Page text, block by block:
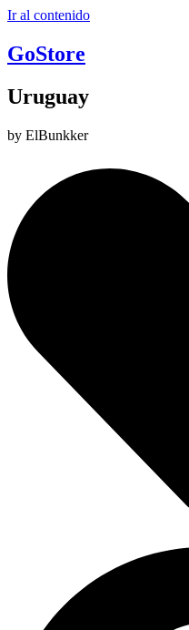
Ir al contenido
GoStore
Uruguay
by ElBunkker